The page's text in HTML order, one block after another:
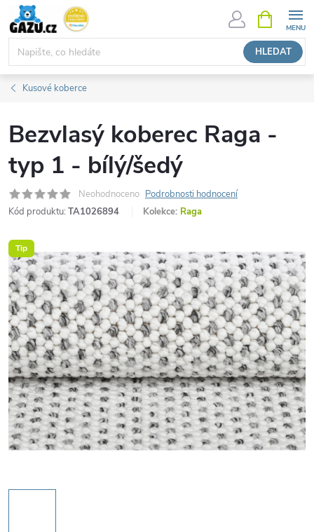
Přejít
obsah
HLEDAT
NÁKUPNÍ
KOŠÍK
Kusové koberce
Bezvlasý koberec Raga -
typ 1 - bílý/šedý
Neohodnoceno Podrobnosti hodnocení
Kód produktu: TA1026894 Kolekce: Raga
Tip